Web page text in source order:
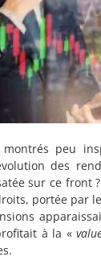
peu
des
sur ce front
portée par
à la «